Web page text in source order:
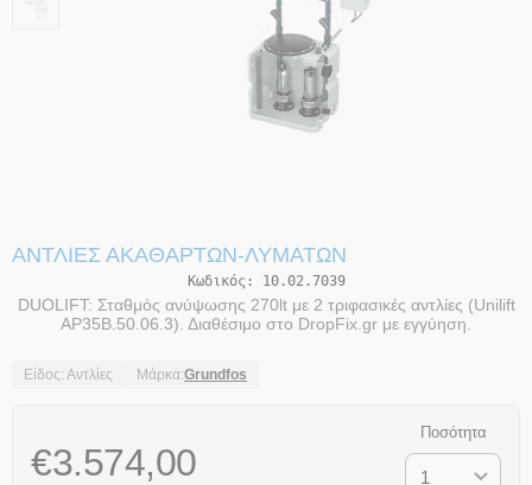
ΑΝΤΛΊΕΣ ΑΚΑΘΆΡΤΩΝ-ΛΥΜΆΤΩΝ
Κωδικός: 10.02.7039
DUOLIFT: Σταθμός ανύψωσης 270lt με 2 τριφασικές αντλίες (Unilift
AP35B.50.06.3). Διαθέσιμο στο DropFix.gr με εγγύηση.
Είδος: Αντλίες Μάρκα:Grundfos
€3.574,00
Ποσότητα